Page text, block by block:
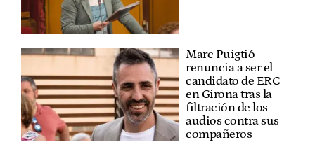
Marc Puigtió
renuncia a ser el
candidato de ERC
en Girona tras la
filtración de los
audios contra sus
compañeros